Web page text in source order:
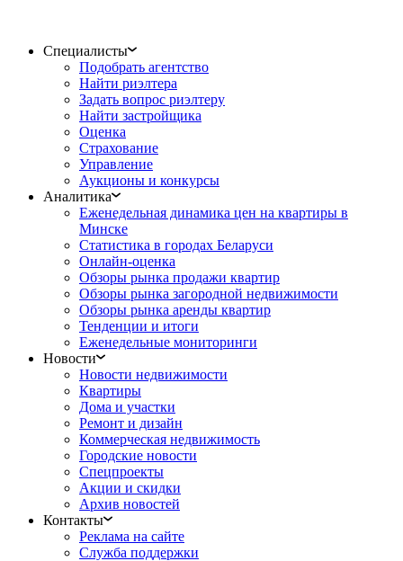
Специалисты
Подобрать агентство
Найти риэлтера
Задать вопрос риэлтеру
Найти застройщика
Оценка
Страхование
Управление
Аукционы и конкурсы
Аналитика
Еженедельная динамика цен на квартиры в
Минске
Статистика в городах Беларуси
Онлайн-оценка
Обзоры рынка продажи квартир
Обзоры рынка загородной недвижимости
Обзоры рынка аренды квартир
Тенденции и итоги
Еженедельные мониторинги
Новости
Новости недвижимости
Квартиры
Дома и участки
Ремонт и дизайн
Коммерческая недвижимость
Городские новости
Спецпроекты
Акции и скидки
Архив новостей
Контакты
Реклама на сайте
Служба поддержки